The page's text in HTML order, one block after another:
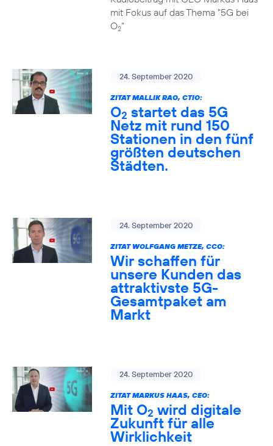
mit Fokus auf das Thema "5G bei
O2"
24. September 2020
ZITAT MALLIK RAO, CTIO:
O2 startet das 5G
Netz mit rund 150
Stationen in den fünf
größten deutschen
Städten.
24. September 2020
ZITAT WOLFGANG METZE, CCO:
Wir schaffen für
unsere Kunden das
attraktivste 5G-
Gesamtpaket am
Markt
24. September 2020
ZITAT MARKUS HAAS, CEO:
Mit O2 wird digitale
Zukunft für alle
Wirklichkeit